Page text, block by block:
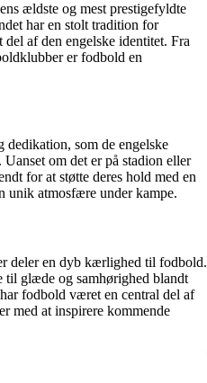
ældste og mest prestigefyldte
har en stolt tradition for
af den engelske identitet. Fra
er fodbold en
dedikation, som de engelske
om det er på stadion eller
for at støtte deres hold med en
unik atmosfære under kampe.
deler en dyb kærlighed til fodbold.
til glæde og samhørighed blandt
fodbold været en central del af
med at inspirere kommende